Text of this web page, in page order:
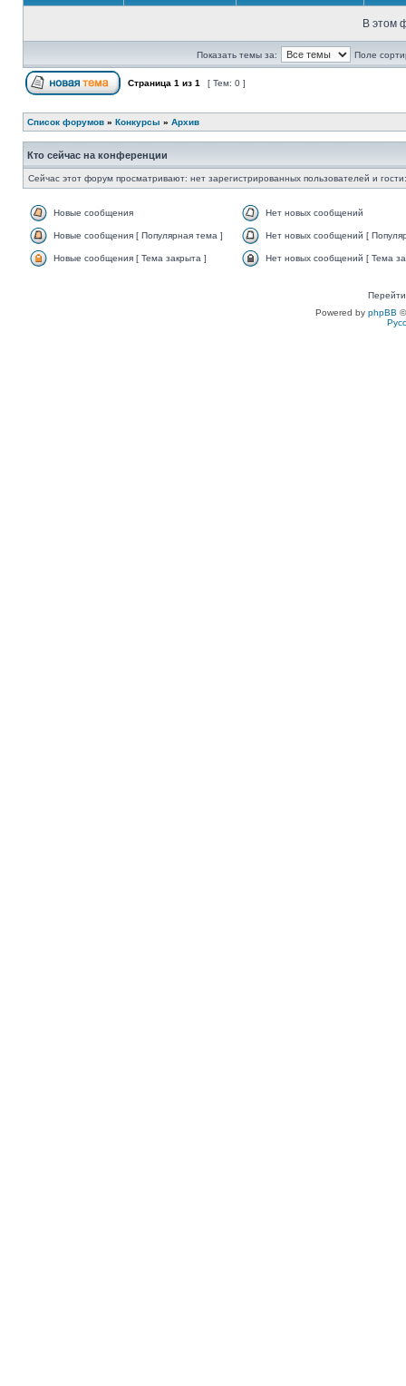
В этом
Показать темы за: Поле
Страница 1 из 1 [ Тем: 0 ]
Список форумов » Конкурсы » Архив
Кто сейчас на конференции
Сейчас этот форум просматривают: нет зарегистрированных пользователей и
Новые сообщения Нет новых сообщений
Новые сообщения [ Популярная тема ] Нет новых сообщений [
Новые сообщения [ Тема закрыта ] Нет новых сообщений [ Тема
Powered by phpBB